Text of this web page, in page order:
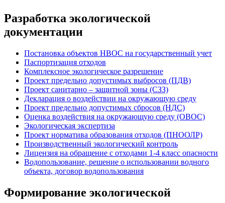
Разработка экологической
документации
Постановка объектов НВОС на государственный учет
Паспортизация отходов
Комплексное экологическое разрешение
Проект предельно допустимых выбросов (ПДВ)
Проект санитарно – защитной зоны (СЗЗ)
Декларация о воздействии на окружающую среду
Проект предельно допустимых сбросов (НДС)
Оценка воздействия на окружающую среду (ОВОС)
Экологическая экспертиза
Проект норматива образования отходов (ПНООЛР)
Производственный экологический контроль
Лицензия на обращение с отходами 1-4 класс опасности
Водопользование, решение о использовании водного
объекта, договор водопользования
Формирование экологической